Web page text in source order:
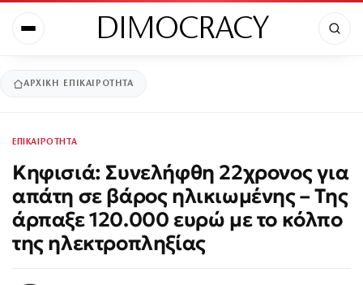
DIMOCRACY
ΑΡΧΙΚΉ ΕΠΙΚΑΙΡΟΤΗΤΑ
ΕΠΙΚΑΙΡΟΤΗΤΑ
Κηφισιά: Συνελήφθη 22χρονος για
απάτη σε βάρος ηλικιωμένης – Της
άρπαξε 120.000 ευρώ με το κόλπο
της ηλεκτροπληξίας